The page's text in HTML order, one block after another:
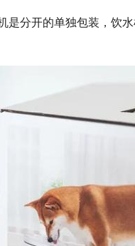
是分开的单独包装，饮